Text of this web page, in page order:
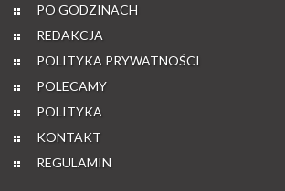
PO GODZINACH
REDAKCJA
POLITYKA PRYWATNOŚCI
POLECAMY
POLITYKA
KONTAKT
REGULAMIN